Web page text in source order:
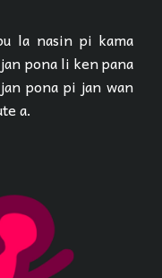
la nasin pi kama
pona li ken pana
pona pi jan wan
a.